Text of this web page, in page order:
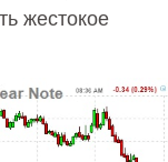
жестокое